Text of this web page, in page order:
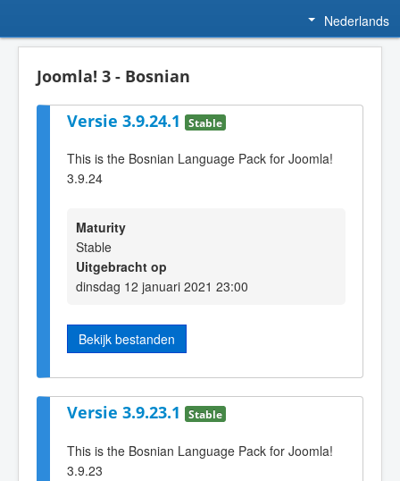
Nederlands
Joomla! 3 - Bosnian
Versie 3.9.24.1 Stable
This is the Bosnian Language Pack for Joomla!
3.9.24
Maturity
Stable
Uitgebracht op
dinsdag 12 januari 2021 23:00
Bekijk bestanden
Versie 3.9.23.1 Stable
This is the Bosnian Language Pack for Joomla!
3.9.23